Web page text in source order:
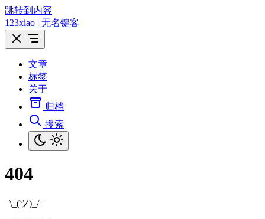
跳转到内容
123xiao | 无名键客
文章
标签
关于
归档
搜索
404
¯\_(ツ)_/¯